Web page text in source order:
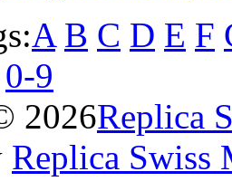
A B C D E F
0-9
2026Replica
Replica Swiss